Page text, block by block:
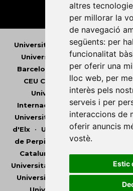
altres
per millorar la
de navegació
següents: per
funcionalitat
per oferir una
lloc web, per
interès pels
serveis i per
interaccions de
oferir anuncis
vostè.
Estic
Universitat Abat Oliba CEU•
Universitat d'Andorra•
Barcelona
Universitat de
CEU Cardenal Herrera•
Universitat de les Illes
Internacional de Catalunya •
Universitat de Lleida•
d'Elx• Universitat Oberta de
de Perpinyà Via Domitia
Catalunya
Universitat
Universitat Pompeu Fabra
•
Universitat Rovira i Virgili•